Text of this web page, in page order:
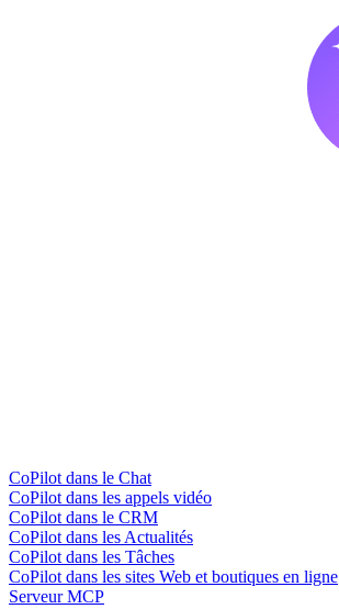
CoPilot dans le Chat
CoPilot dans les appels vidéo
CoPilot dans le CRM
CoPilot dans les Actualités
CoPilot dans les Tâches
CoPilot dans les sites Web et boutiques en ligne
Serveur MCP